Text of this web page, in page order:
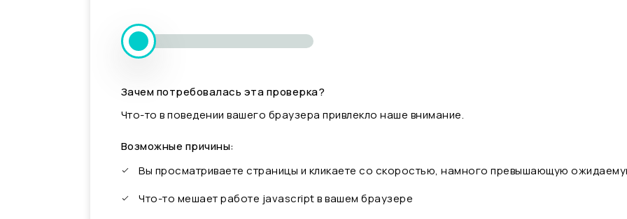
Зачем потребовалась эта проверка?
Что-то в поведении вашего браузера привлекло наше внимание.
Возможные причины:
Вы просматриваете страницы и кликаете со скоростью, намного превышающую
Что-то мешает работе javascript в вашем браузере